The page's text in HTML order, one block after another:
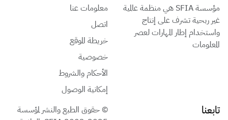
مؤسسة SFIA هي منظمة عالمية
غير ربحية تشرف على إنتاج
واستخدام إطار المهارات لعصر
المعلومات
معلومات عنا
اتصل
خريطة الموقع
خصوصية
الأحكام والشروط
إمكانية الوصول
تابعنا
© حقوق الطبع والنشر لمؤسسة